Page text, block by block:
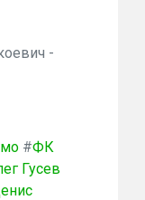
-
#ФК
Гусев